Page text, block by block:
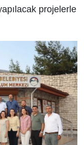
projelerle